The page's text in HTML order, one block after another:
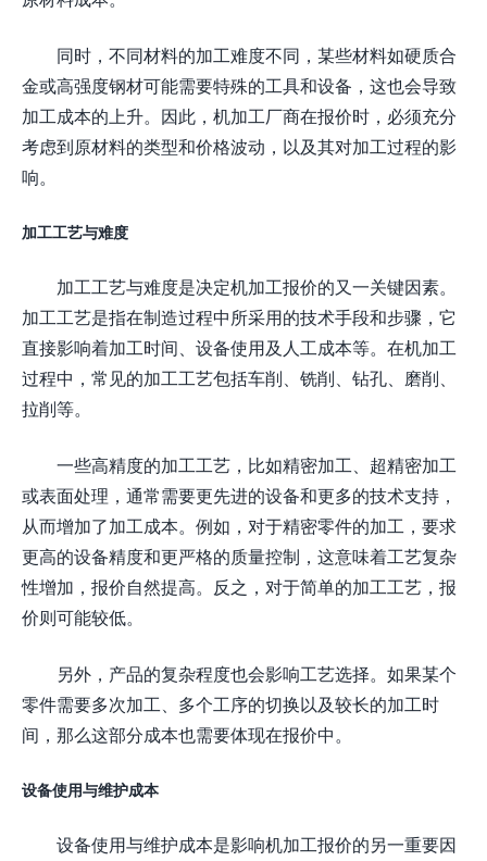
同时，不同材料的加工难度不同，某些材料如硬质合
金或高强度钢材可能需要特殊的工具和设备，这也会导致
加工成本的上升。因此，机加工厂商在报价时，必须充分
考虑到原材料的类型和价格波动，以及其对加工过程的影
响。
加工工艺与难度
加工工艺与难度是决定机加工报价的又一关键因素。
加工工艺是指在制造过程中所采用的技术手段和步骤，它
直接影响着加工时间、设备使用及人工成本等。在机加工
过程中，常见的加工工艺包括车削、铣削、钻孔、磨削、
拉削等。
一些高精度的加工工艺，比如精密加工、超精密加工
或表面处理，通常需要更先进的设备和更多的技术支持，
从而增加了加工成本。例如，对于精密零件的加工，要求
更高的设备精度和更严格的质量控制，这意味着工艺复杂
性增加，报价自然提高。反之，对于简单的加工工艺，报
价则可能较低。
另外，产品的复杂程度也会影响工艺选择。如果某个
零件需要多次加工、多个工序的切换以及较长的加工时
间，那么这部分成本也需要体现在报价中。
设备使用与维护成本
设备使用与维护成本是影响机加工报价的另一重要因